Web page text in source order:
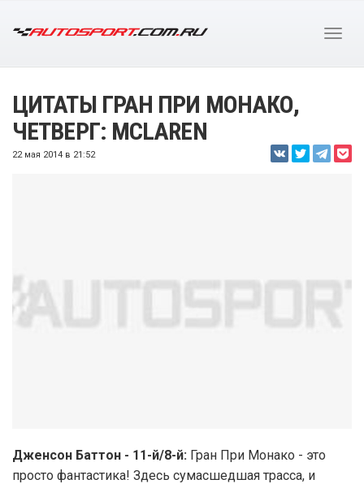
ЦИТАТЫ ГРАН ПРИ МОНАКО,
ЧЕТВЕРГ: MCLAREN
22 мая 2014 в 21:52
Дженсон Баттон - 11-й/8-й: Гран При Монако - это
просто фантастика! Здесь сумасшедшая трасса, и